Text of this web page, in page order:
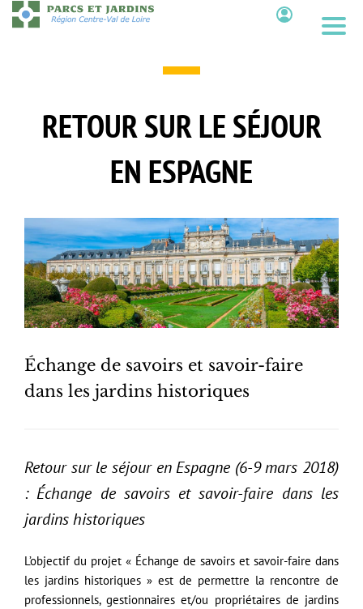
Aller
au
RETOUR SUR LE SÉJOUR
EN ESPAGNE
Échange de savoirs et savoir-faire
dans les jardins historiques
Retour sur le séjour en Espagne (6-9 mars 2018)
:Échange de savoirs et savoir-faire dans les
jardins historiques
L’objectif du projet « Échange de savoirs et savoir-faire dans
les jardins historiques » est de permettre la rencontre de
professionnels, gestionnaires et/ou propriétaires de jardins